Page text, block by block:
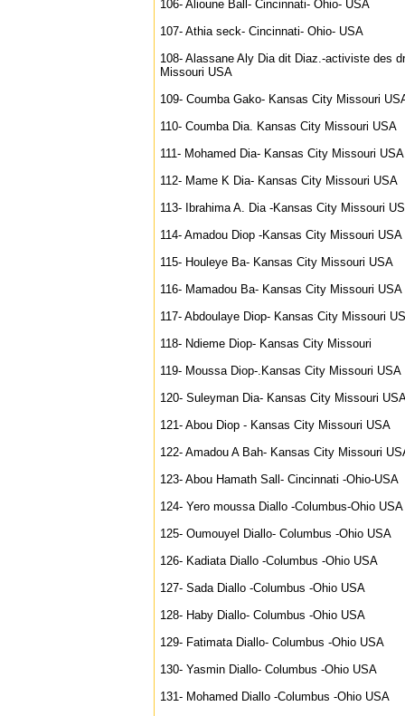
106- Alioune Ball- Cincinnati- Ohio- USA
107- Athia seck- Cincinnati- Ohio- USA
108- Alassane Aly Dia dit Diaz.-activiste des
Missouri USA
109- Coumba Gako- Kansas City Missouri
110- Coumba Dia. Kansas City Missouri USA
111- Mohamed Dia- Kansas City Missouri USA
112- Mame K Dia- Kansas City Missouri USA
113- Ibrahima A. Dia -Kansas City Missouri
114- Amadou Diop -Kansas City Missouri USA
115- Houleye Ba- Kansas City Missouri USA
116- Mamadou Ba- Kansas City Missouri USA
117- Abdoulaye Diop- Kansas City Missouri
118- Ndieme Diop- Kansas City Missouri
119- Moussa Diop-.Kansas City Missouri USA
120- Suleyman Dia- Kansas City Missouri
121- Abou Diop - Kansas City Missouri USA
122- Amadou A Bah- Kansas City Missouri
123- Abou Hamath Sall- Cincinnati -Ohio-USA
124- Yero moussa Diallo -Columbus-Ohio USA
125- Oumouyel Diallo- Columbus -Ohio USA
126- Kadiata Diallo -Columbus -Ohio USA
127- Sada Diallo -Columbus -Ohio USA
128- Haby Diallo- Columbus -Ohio USA
129- Fatimata Diallo- Columbus -Ohio USA
130- Yasmin Diallo- Columbus -Ohio USA
131- Mohamed Diallo -Columbus -Ohio USA